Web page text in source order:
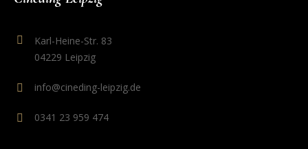
Karl-Heine-Str. 83
04229 Leipzig
info@cineding-leipzig.de
0341 23 959 474